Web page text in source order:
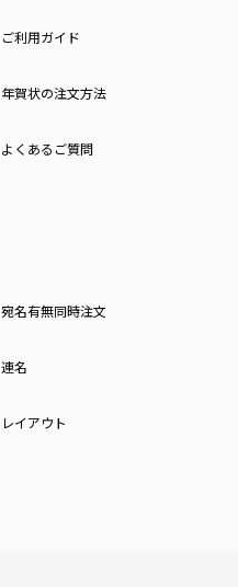
ご利用ガイド
年賀状の注文方法
よくあるご質問
宛名有無同時注文
連名
レイアウト